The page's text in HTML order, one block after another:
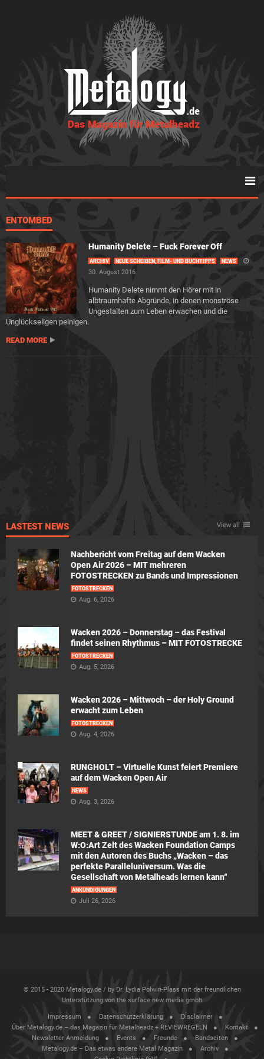
ENTOMBED
Humanity Delete – Fuck Forever Off
ARCHIV NEUE SCHEIBEN, FILM- UND BUCHTIPPS NEWS
30. August 2016
Humanity Delete nimmt den Hörer mit in
albtraumhafte Abgründe, in denen monströse
Ungestalten zum Leben erwachen und die
Unglückseligen peinigen.
READ MORE
LASTEST NEWS View all
Nachbericht vom Freitag auf dem Wacken
Open Air 2026 – MIT mehreren
FOTOSTRECKEN zu Bands und Impressionen
FOTOSTRECKEN
Aug. 6, 2026
Wacken 2026 – Donnerstag – das Festival
findet seinen Rhythmus – MIT FOTOSTRECKE
FOTOSTRECKEN
Aug. 5, 2026
Wacken 2026 – Mittwoch – der Holy Ground
erwacht zum Leben
FOTOSTRECKEN
Aug. 4, 2026
RUNGHOLT – Virtuelle Kunst feiert Premiere
auf dem Wacken Open Air
NEWS
Aug. 3, 2026
MEET & GREET / SIGNIERSTUNDE am 1. 8. im
W:O:Art Zelt des Wacken Foundation Camps
mit den Autoren des Buchs „Wacken – das
perfekte Paralleluniversum. Was die
Gesellschaft von Metalheads lernen kann“
ANKÜNDIGUNGEN
Juli 26, 2026
© 2015 - 2020 Metalogy.de / by Dr. Lydia Polwin-Plass mit der freundlichen
Unterstützung von the surface new media gmbh
Impressum Datenschutzerklärung
Disclaimer
Über Metalogy.de – das Magazin für Metalheadz + REVIEWREGELN
Kontakt
Newsletter Anmeldung
Events Freunde
Bandseiten
Metalogy.de – Das etwas andere Metal Magazin
Archiv